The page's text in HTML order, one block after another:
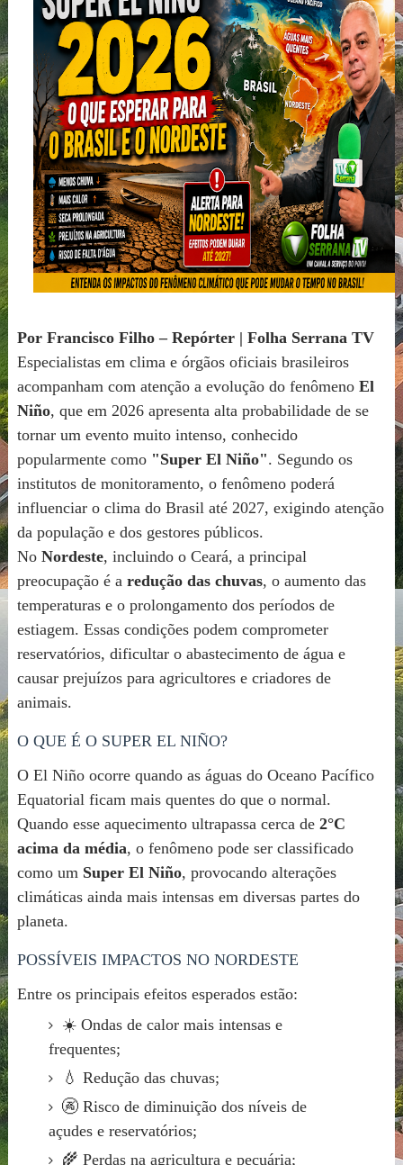
Por Francisco Filho – Repórter | Folha Serrana TV
Especialistas em clima e órgãos oficiais brasileiros
acompanham com atenção a evolução do fenômeno El
Niño, que em 2026 apresenta alta probabilidade de se
tornar um evento muito intenso, conhecido
popularmente como "Super El Niño". Segundo os
institutos de monitoramento, o fenômeno poderá
influenciar o clima do Brasil até 2027, exigindo atenção
da população e dos gestores públicos.
No Nordeste, incluindo o Ceará, a principal
preocupação é a redução das chuvas, o aumento das
temperaturas e o prolongamento dos períodos de
estiagem. Essas condições podem comprometer
reservatórios, dificultar o abastecimento de água e
causar prejuízos para agricultores e criadores de
animais.
O QUE É O SUPER EL NIÑO?
O El Niño ocorre quando as águas do Oceano Pacífico
Equatorial ficam mais quentes do que o normal.
Quando esse aquecimento ultrapassa cerca de 2°C
acima da média, o fenômeno pode ser classificado
como um Super El Niño, provocando alterações
climáticas ainda mais intensas em diversas partes do
planeta.
POSSÍVEIS IMPACTOS NO NORDESTE
Entre os principais efeitos esperados estão:
☀️ Ondas de calor mais intensas e
frequentes;
💧 Redução das chuvas;
🚱 Risco de diminuição dos níveis de
açudes e reservatórios;
🌾 Perdas na agricultura e pecuária;